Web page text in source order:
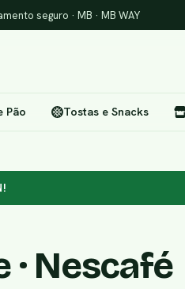
seguro · MB · MB WAY
Pão Tostas e Snacks
Nescafé